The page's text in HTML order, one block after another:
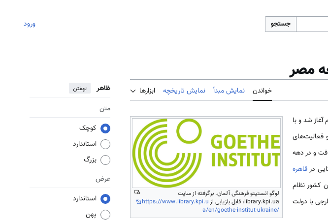
جستجو ورود
مصر
خواندن نمایش مبدأ نمایش تاریخچه ابزارها ظاهر نهفتن
متن
کوچک
استاندارد
بزرگ
عرض
استاندارد
پهن
لوگو انستیتو فرهنگی آلمان. برگرفته از سایت
library.kpi.ua، قابل بازیابی از
https://www.library.kpi.u
a/en/goethe-institut-ukraine/
شد و با
فعالیت­‌های
و در دهه­‌
درقاهره
کشور نظام­‌
با دولت